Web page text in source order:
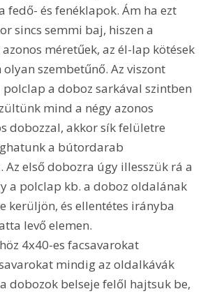
fedő- és fenéklapok. Ám ha ezt
sincs semmi baj, hiszen a
méretűek, az él-lap kötések
szembetűnő. Az viszont
polclap a doboz sarkával szintben
mind a négy azonos
dobozzal, akkor sík felületre
a bútordarab
Az első dobozra úgy illesszük rá a
a polclap kb. a doboz oldalának
kerüljön, és ellentétes irányba
levő elemen.
4x40-es facsavarokat
mindig az oldalkávák
dobozok belseje felől hajtsuk be,